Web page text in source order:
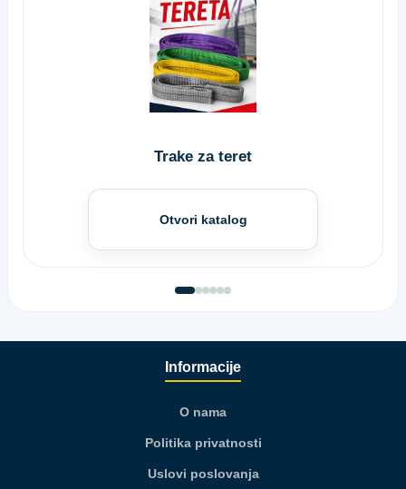
Trake za teret
Otvori katalog
Informacije
O nama
Politika privatnosti
Uslovi poslovanja